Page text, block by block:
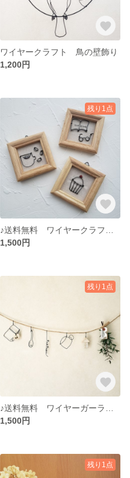
ワイヤークラフト 鳥の壁飾り
1,200円
残り1点
1,500円
残り1点
1,500円
残り1点